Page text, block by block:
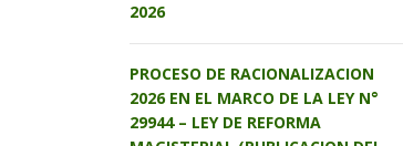
2026
PROCESO DE RACIONALIZACION
2026 EN EL MARCO DE LA LEY N°
29944 – LEY DE REFORMA